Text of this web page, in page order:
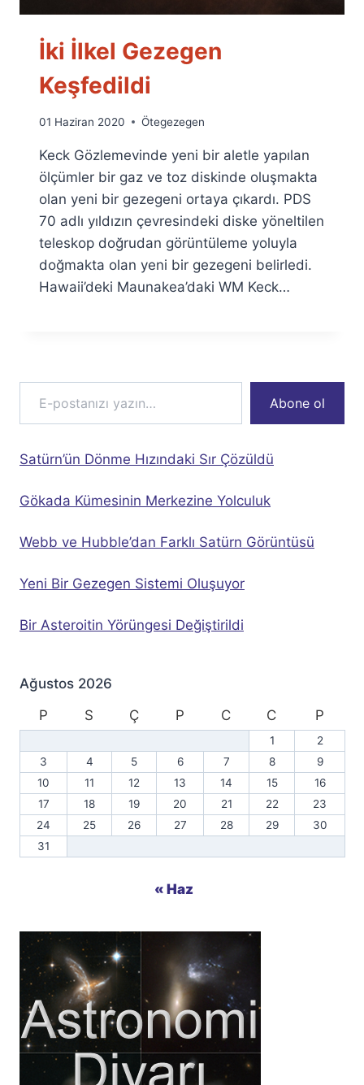
İki İlkel Gezegen
Keşfedildi
By
Fuat
Özyar
01 Haziran 2020 Ötegezegen
Keck Gözlemevinde yeni bir aletle yapılan
ölçümler bir gaz ve toz diskinde oluşmakta
olan yeni bir gezegeni ortaya çıkardı. PDS
70 adlı yıldızın çevresindeki diske yöneltilen
teleskop doğrudan görüntüleme yoluyla
doğmakta olan yeni bir gezegeni belirledi.
Hawaii’deki Maunakea’daki WM Keck…
E-postanızı yazın…
Abone ol
Satürn’ün Dönme Hızındaki Sır Çözüldü
Gökada Kümesinin Merkezine Yolculuk
Webb ve Hubble’dan Farklı Satürn Görüntüsü
Yeni Bir Gezegen Sistemi Oluşuyor
Bir Asteroitin Yörüngesi Değiştirildi
Ağustos 2026
P
S Ç P C C P
1
2
3
4 5 6 7 8
9
10
11 12 13 14 15
16
17
18 19 20 21 22
23
24
25 26 27 28 29
30
31
« Haz